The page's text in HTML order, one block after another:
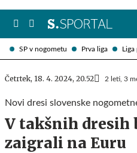
SP v nogometu Prva liga Liga
Četrtek, 18. 4. 2024, 20.52 2 leti, 3
Novi dresi slovenske
V takšnih dresih
zaigrali na Euru